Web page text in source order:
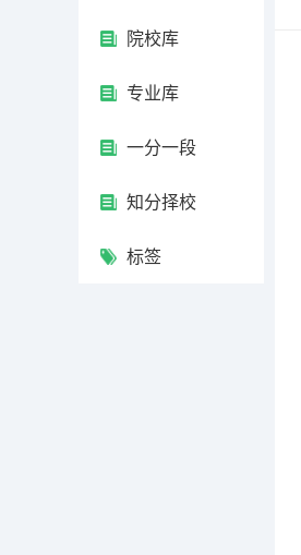
院校库
专业库
一分一段
知分择校
标签